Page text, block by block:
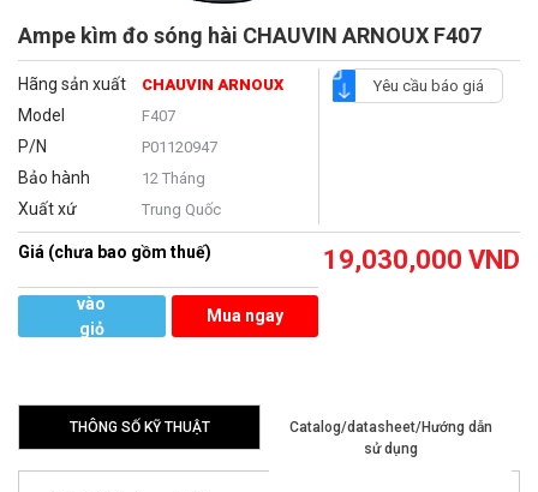
Ampe kìm đo sóng hài CHAUVIN ARNOUX F407
Hãng sản xuất CHAUVIN ARNOUX
Model F407
P/N P01120947
Bảo hành 12 Tháng
Xuất xứ Trung Quốc
Yêu cầu báo giá
Giá (chưa bao gồm thuế) 19,030,000 VND
vào
giỏ
Mua ngay
THÔNG SỐ KỸ THUẬT
Catalog/datasheet/Hướng dẫn
sử dụng